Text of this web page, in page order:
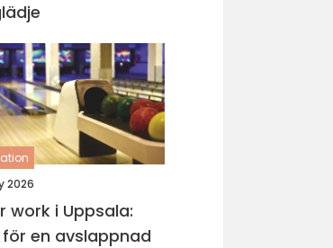
2026
work i Uppsala:
för en avslappnad